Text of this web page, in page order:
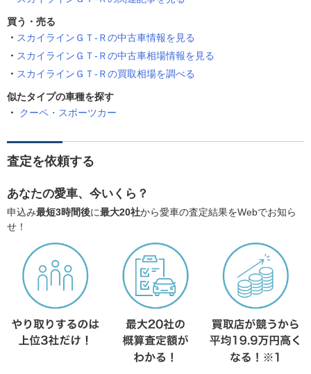
買う・売る
スカイラインＧＴ‐Ｒの中古車情報を見る
スカイラインＧＴ‐Ｒの中古車相場情報を見る
スカイラインＧＴ‐Ｒの買取相場を調べる
似たタイプの車種を探す
クーペ・スポーツカー
査定を依頼する
あなたの愛車、今いくら？
申込み最短3時間後に最大20社から愛車の査定結果をWebでお知ら
せ！